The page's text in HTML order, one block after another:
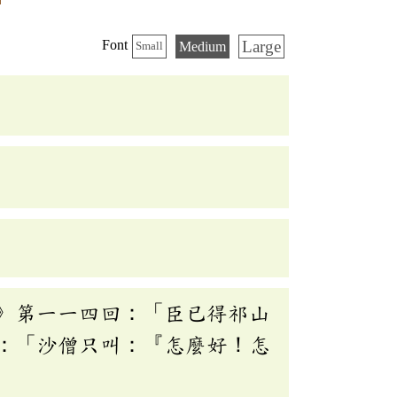
Font Small Medium Large
第一一四回：「臣已得祁山
「沙僧只叫：『怎麼好！怎